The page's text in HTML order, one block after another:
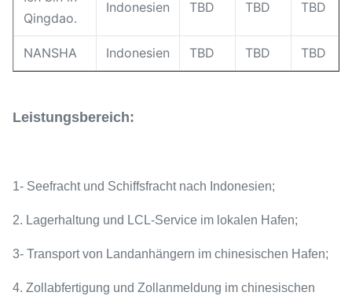
Qingdao.
Indonesien TBD TBD TBD
NANSHA Indonesien TBD TBD TBD
Leistungsbereich:
1- Seefracht und Schiffsfracht nach Indonesien;
2. Lagerhaltung und LCL-Service im lokalen Hafen;
3- Transport von Landanhängern im chinesischen Hafen;
4. Zollabfertigung und Zollanmeldung im chinesischen